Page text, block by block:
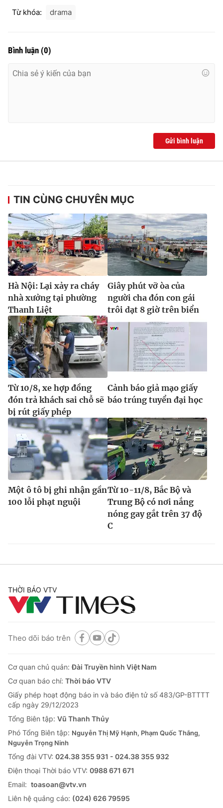
Từ khóa: drama
Bình luận (0)
Gửi bình luận
TIN CÙNG CHUYÊN MỤC
Hà Nội: Lại xảy ra cháy
nhà xưởng tại phường
Thanh Liệt
Giây phút vỡ òa của
người cha đón con gái
trôi dạt 8 giờ trên biển
Từ 10/8, xe hợp đồng
đón trả khách sai chỗ sẽ
bị rút giấy phép
Cảnh báo giả mạo giấy
báo trúng tuyển đại học
Một ô tô bị ghi nhận gần
100 lỗi phạt nguội
Từ 10-11/8, Bắc Bộ và
Trung Bộ có nơi nắng
nóng gay gắt trên 37 độ
C
THỜI BÁO VTV
Theo dõi báo trên
Cơ quan chủ quản:Đài Truyền hình Việt Nam
Cơ quan báo chí: Thời báo VTV
Giấy phép hoạt động báo in và báo điện tử số 483/GP-BTTTT
cấp ngày 29/12/2023
Tổng Biên tập: Vũ Thanh Thủy
Phó Tổng Biên tập: Nguyễn Thị Mỹ Hạnh, Phạm Quốc Thắng,
Nguyễn Trọng Ninh
Tổng đài VTV: 024.38 355 931 - 024.38 355 932
Ðiện thoại Thời báo VTV: 0988 671 671
Email: toasoan@vtv.vn
Liên hệ quảng cáo: (024) 626 79595